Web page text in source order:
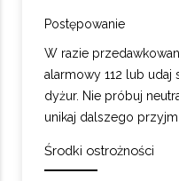
Postępowanie
W razie
alarmowy 112 lub
dyżur. Nie próbuj
unikaj dalszego
Środki ostrożności